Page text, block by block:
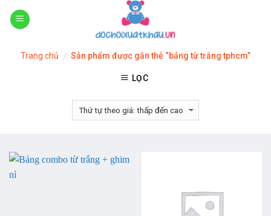
Skip
Trang chủ / Sản phẩm được gắn thẻ “bảng từ trắng tphcm”
LỌC